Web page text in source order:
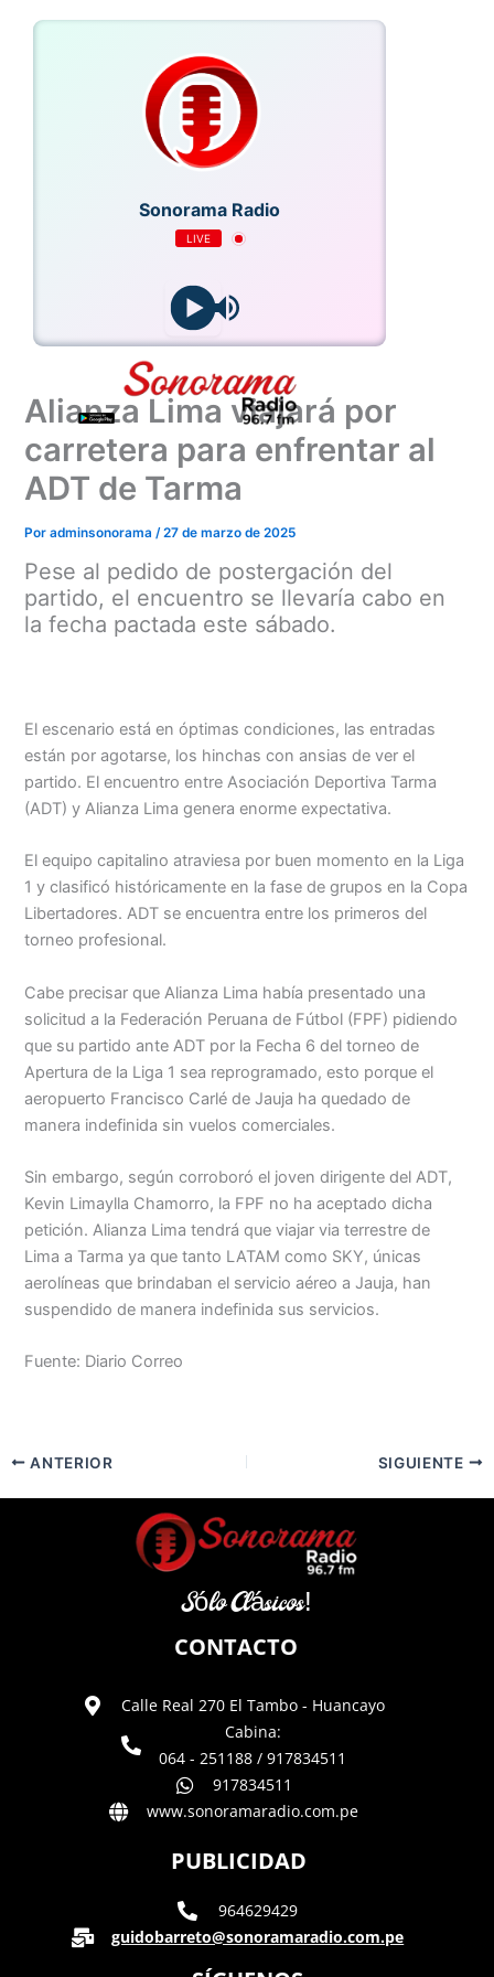
Sonorama Radio
LIVE
Menu
Alianza Lima viajará por
carretera para enfrentar al
ADT de Tarma
Poradminsonorama/27 de marzo de 2025
Pese al pedido de postergación del
partido, el encuentro se llevaría cabo en
la fecha pactada este sábado.
El escenario está en óptimas condiciones, las entradas
están por agotarse, los hinchas con ansias de ver el
partido. El encuentro entre Asociación Deportiva Tarma
(ADT) y Alianza Lima genera enorme expectativa.
El equipo capitalino atraviesa por buen momento en la Liga
1 y clasificó históricamente en la fase de grupos en la Copa
Libertadores. ADT se encuentra entre los primeros del
torneo profesional.
Cabe precisar que Alianza Lima había presentado una
solicitud a la Federación Peruana de Fútbol (FPF) pidiendo
que su partido ante ADT por la Fecha 6 del torneo de
Apertura de la Liga 1 sea reprogramado, esto porque el
aeropuerto Francisco Carlé de Jauja ha quedado de
manera indefinida sin vuelos comerciales.
Sin embargo, según corroboró el joven dirigente del ADT,
Kevin Limaylla Chamorro, la FPF no ha aceptado dicha
petición. Alianza Lima tendrá que viajar via terrestre de
Lima a Tarma ya que tanto LATAM como SKY, únicas
aerolíneas que brindaban el servicio aéreo a Jauja, han
suspendido de manera indefinida sus servicios.
Fuente: Diario Correo
ANTERIOR SIGUIENTE
Sólo Clásicos!
CONTACTO
Calle Real 270 El Tambo - Huancayo
Cabina:
064 - 251188 / 917834511
917834511
www.sonoramaradio.com.pe
PUBLICIDAD
964629429
guidobarreto@sonoramaradio.com.pe